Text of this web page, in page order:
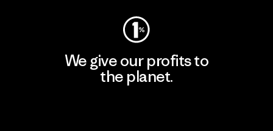
We give our profits to
the planet.